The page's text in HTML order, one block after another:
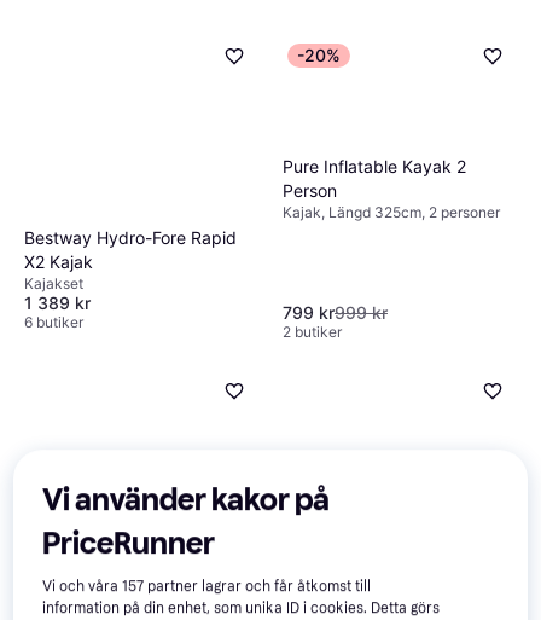
Bestway Hydro-Fore Rapid
X2 Kajak
Kajakset
1 389 kr
6 butiker
-20%
Pure Inflatable Kayak 2
Person
Kajak, Längd 325cm, 2 personer
799 kr999 kr
2 butiker
Vi använder kakor på
PriceRunner
Vi och våra157 partner lagrar och får åtkomst till
information på din enhet, som unika ID i cookies. Detta görs